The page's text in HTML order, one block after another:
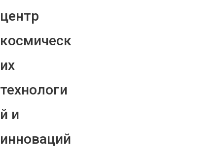
центр
космическ
их
технологи
й и
инноваций